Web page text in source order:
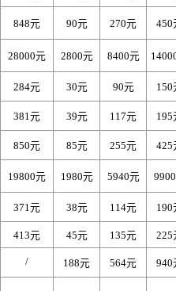
848元 90元 270元 450
28000元 2800元 8400元
284元 30元 90元 150
381元 39元 117元 195
850元 85元 255元 425
19800元 1980元 5940元
371元 38元 114元 190
413元 45元 135元 225
/ 188元 564元 940